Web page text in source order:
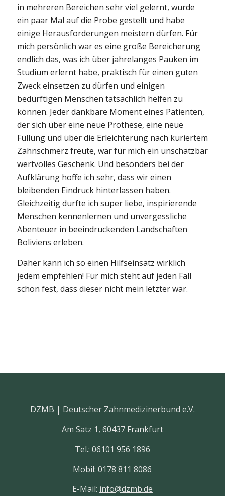
in mehreren Bereichen sehr viel gelernt, wurde
ein paar Mal auf die Probe gestellt und habe
einige Herausforderungen meistern dürfen. Für
mich persönlich war es eine große Bereicherung
endlich das, was ich über jahrelanges Pauken im
Studium erlernt habe, praktisch für einen guten
Zweck einsetzen zu dürfen und einigen
bedürftigen Menschen tatsächlich helfen zu
können. Jeder dankbare Moment eines Patienten,
der sich über eine neue Prothese, eine neue
Füllung und über die Erleichterung nach kuriertem
Zahnschmerz freute, war für mich ein unschätzbar
wertvolles Geschenk. Und besonders bei der
Aufklärung hoffe ich sehr, dass wir einen
bleibenden Eindruck hinterlassen haben.
Gleichzeitig durfte ich super liebe, inspirierende
Menschen kennenlernen und unvergessliche
Abenteuer in beeindruckenden Landschaften
Boliviens erleben.
Daher kann ich so einen Hilfseinsatz wirklich
jedem empfehlen! Für mich steht auf jeden Fall
schon fest, dass dieser nicht mein letzter war.
DZMB | Deutscher Zahnmedizinerbund e.V.
Am Satz 1, 60437 Frankfurt
Tel.: 06101 956 1896
Mobil:0178 811 8086
E-Mail: info@dzmb.de